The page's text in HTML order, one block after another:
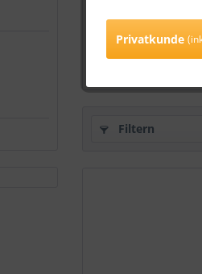
Filtern
Privatkunde